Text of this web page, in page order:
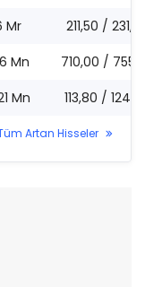
Mr
211,50 /
Mn
710,00 /
Mn 113,80 /
Artan Hisseler